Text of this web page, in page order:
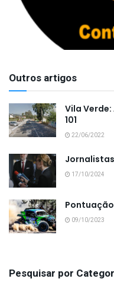
Outros artigos
Vila
101
22/06/2022
17/10/2024
09/10/2023
Pesquisar por